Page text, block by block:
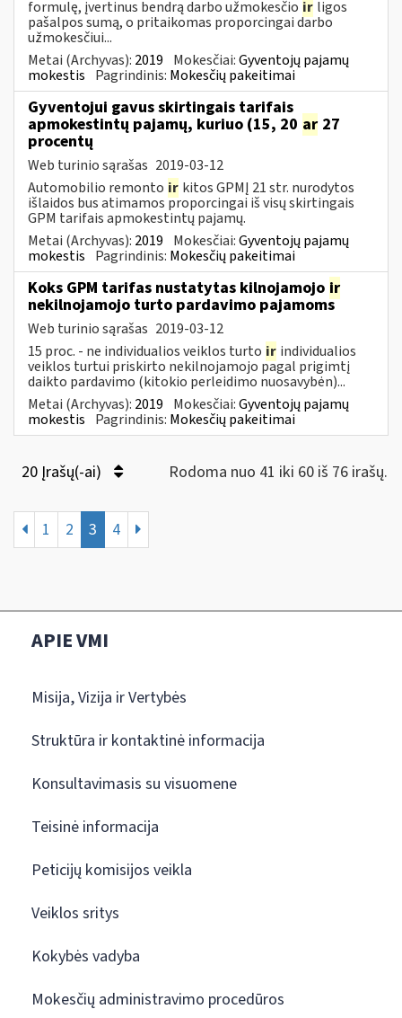
formulę, įvertinus bendrą darbo užmokesčio ir ligos
pašalpos sumą, o pritaikomas proporcingai darbo
užmokesčiui...
Metai (Archyvas): 2019 Mokesčiai:Gyventojų pajamų
mokestis Pagrindinis: Mokesčių pakeitimai
Gyventojui gavus skirtingais tarifais
apmokestintų pajamų, kuriuo (15, 20 ar 27
procentų
Web turinio sąrašas 2019-03-12
Automobilio remonto ir kitos GPMĮ 21 str. nurodytos
išlaidos bus atimamos proporcingai iš visų skirtingais
GPM tarifais apmokestintų pajamų.
Metai (Archyvas): 2019 Mokesčiai:Gyventojų pajamų
mokestis Pagrindinis: Mokesčių pakeitimai
Koks GPM tarifas nustatytas kilnojamojo ir
nekilnojamojo turto pardavimo pajamoms
Web turinio sąrašas 2019-03-12
15 proc. - ne individualios veiklos turto ir individualios
veiklos turtui priskirto nekilnojamojo pagal prigimtį
daikto pardavimo (kitokio perleidimo nuosavybėn)...
Metai (Archyvas): 2019 Mokesčiai:Gyventojų pajamų
mokestis Pagrindinis: Mokesčių pakeitimai
20 Įrašų(-ai) Rodoma nuo 41 iki 60 iš 76 irašų.
1 2 3 4
APIE VMI
Misija, Vizija ir Vertybės
Struktūra ir kontaktinė informacija
Konsultavimasis su visuomene
Teisinė informacija
Peticijų komisijos veikla
Veiklos sritys
Kokybės vadyba
Mokesčių administravimo procedūros